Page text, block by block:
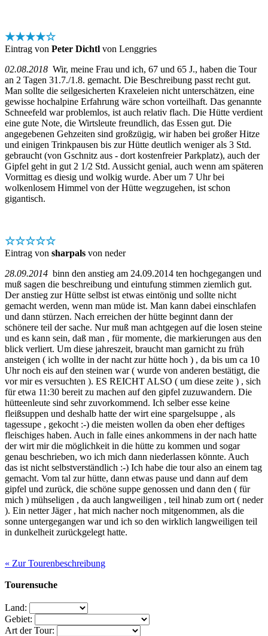
★★★★☆
Eintrag von Peter Dichtl von Lenggries
02.08.2018 Wir, meine Frau und ich, 67 und 65 J., haben die Tour
an 2 Tagen 31.7./1.8. gemacht. Die Beschreibung passt recht gut.
Man sollte die seilgesicherten Kraxeleien nicht unterschätzen, eine
gewisse hochalpine Erfahrung wäre schon vorteilhaft. Das genannte
Schneefeld war problemlos, ist auch relativ flach. Die Hütte verdient
eine gute Note, die Wirtsleute freundlich, das Essen gut. Die
angegebenen Gehzeiten sind großzügig, wir haben bei großer Hitze
und einigen Trinkpausen bis zur Hütte deutlich weniger als 3 Std.
gebraucht (von Gschnitz aus - dort kostenfreier Parkplatz), auch der
Gipfel geht in gut 2 1/2 Std. Aussicht genial, auch wenn am späteren
Vormittag es diesig und wolkig wurde. Aber um 7 Uhr bei
wolkenlosem Himmel von der Hütte wegzugehen, ist schon
gigantisch.
☆☆☆☆☆
Eintrag von sharpals von neder
28.09.2014 binn den anstieg am 24.09.2014 ten hochgegangen und
muß sagen die beschreibung und eintufung stimmen ziemlich gut.
Der anstieg zur Hütte selbst ist etwas eintönig und sollte nicht
gemacht werden, wenn man müde ist. Man kann dabei einschlafen
und dann stürzen. Nach erreichen der hütte beginnt dann der
schönere teil der sache. Nur muß man achtgegen auf die losen steine
und es kann sein, daß man , für momente, die markierungen aus den
blick verliert. Um diese jahreszeit, braucht man garnicht zu früh
ansteigen ( ich wollte in der nacht zur hütte hoch ) , da bis um ca 10
Uhr noch eis auf den steinen war ( wurde von anderen bestätigt, die
vor mir es versuchten ). ES REICHT ALSO ( um diese zeite ) , sich
für etwa 11:30 bereit zu machen auf den gipfel zuzuwandern. Die
hütteenleute sind sehr zuvorkommend. Ich selber esse keine
fleißsuppen und deshalb hatte der wirt eine spargelsuppe , als
tagessupe , gekocht :-) die meisten wollen da oben eher deftiges
fleischiges haben. Auch in falle eines ankommens in der nach hatte
der wirt mir die möglichkeit in die hütte zu kommen und sogar
genau beschrieben, wo ich mich dann niederlassen könnte. Auch
das ist nicht selbstverständlich :-) Ich habe die tour also an einem tag
gemacht. Vom tal zur hütte, dann etwas pause und dann auf dem
gipfel und zurück, die schöne suppe genossen und dann den ( für
mich ) mühseligen , da auch langweiligen , teil hinab zum ort ( neder
). Ein netter Jäger , hat mich nacher noch mitgenommen, als die
sonne untergegangen war und ich so den wirklich langweiligen teil
in dunkelheit zurückgelegt hatte.
« Zur Tourenbeschreibung
Tourensuche
Land:
Gebiet:
Art der Tour: